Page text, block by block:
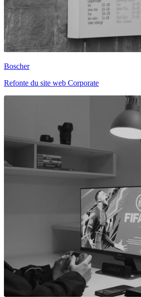
Boscher
Refonte du site web Corporate